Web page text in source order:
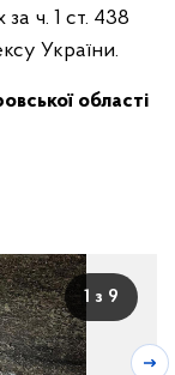
ч. 1 ст. 438
України.
області
1 з 9